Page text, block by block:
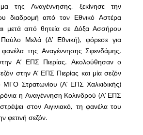
της Αναγέννησης, ξεκίνησε την
διαδρομή από τον Εθνικό Αστέρα
μετά από θητεία σε Δόξα Ασσήρου
Μελά (Δ’ Εθνική), φόρεσε για
της Αναγέννησης Σφενδάμης,
Α’ ΕΠΣ Πιερίας. Ακολούθησαν ο
στην Α’ ΕΠΣ Πιερίας και μία σεζόν
ΜΓΟ Στρατωνίου (Α’ ΕΠΣ Χαλκιδικής)
η Αναγέννηση Κολινδρού (Α’ ΕΠΣ
στον Αιγινιακό, τη φανέλα του
φετινή σεζόν.